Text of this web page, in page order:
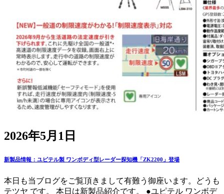
2026年5月1日
新製品情報：ユピテル製 ワンボディ型レーダー探知機「ZK2200」登場
本日も当ブログをご覧頂きまして有難う御座います。どうも
テツヤ です。 本日は新製品紹介です。 ●ユピテル ワンボデ